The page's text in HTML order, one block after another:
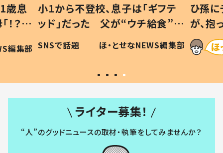
歳息
？」
編集部
小1から不登校、息子は「ギフテ
ッド」だった 父が“ウチ給食”を
作り続ける理由とは #令和の親
#令和の子
SNSで話題 ほ・とせなNEWS編集部
ひ孫
が、
「涙が
い」
ライター募集！
“人”のグッドニュースの取材・執筆をしてみませんか？